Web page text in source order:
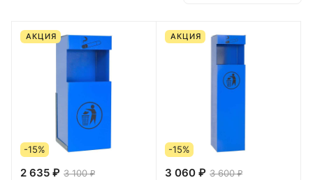
АКЦИЯ
-15%
2 635 ₽ 3 100 ₽
АКЦИЯ
-15%
3 060 ₽ 3 600 ₽